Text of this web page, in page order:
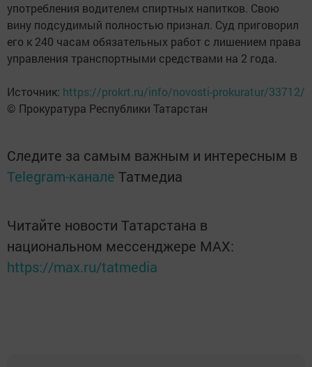
употребления водителем спиртных напитков. Свою
вину подсудимый полностью признал. Суд приговорил
его к 240 часам обязательных работ с лишением права
управления транспортными средствами на 2 года.
Источник: https://prokrt.ru/info/novosti-prokuratur/33712/
© Прокуратура Республики Татарстан
Следите за самым важным и интересным в
Telegram-канале Татмедиа
Читайте новости Татарстана в
национальном мессенджере MАХ:
https://max.ru/tatmedia